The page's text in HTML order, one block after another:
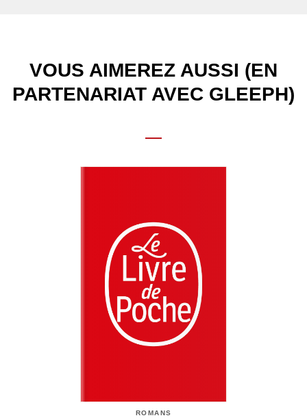
VOUS AIMEREZ AUSSI (EN
PARTENARIAT AVEC GLEEPH)
ROMANS